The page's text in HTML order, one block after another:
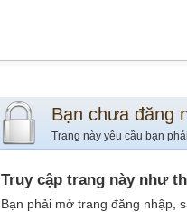
Bạn chưa đăng
Trang này yêu cầu bạn
Truy cập trang này như
Bạn phải mở trang đăng nhập,